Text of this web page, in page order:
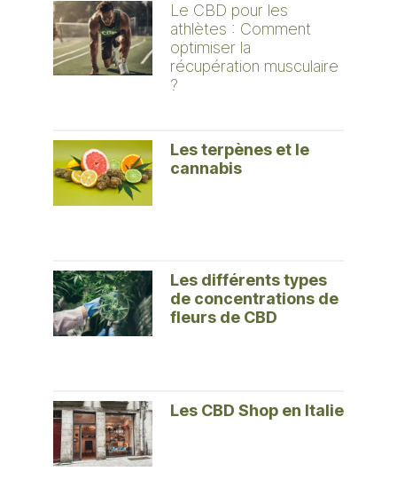
Le CBD pour les
athlètes : Comment
optimiser la
récupération musculaire
?
Les terpènes et le
cannabis
Les différents types
de concentrations de
fleurs de CBD
Les CBD Shop en Italie